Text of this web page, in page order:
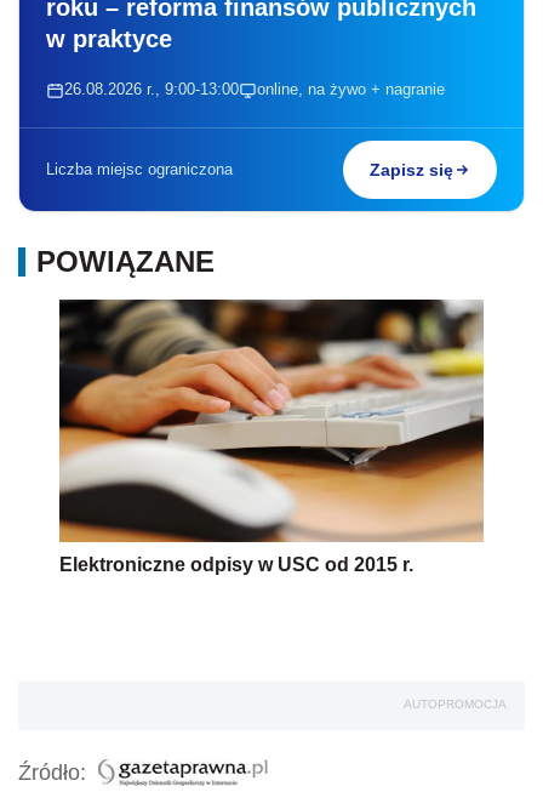
roku – reforma finansów publicznych
w praktyce
26.08.2026 r., 9:00-13:00 online, na żywo + nagranie
Liczba miejsc ograniczona Zapisz się
POWIĄZANE
Elektroniczne odpisy w USC od 2015 r.
AUTOPROMOCJA
Źródło: